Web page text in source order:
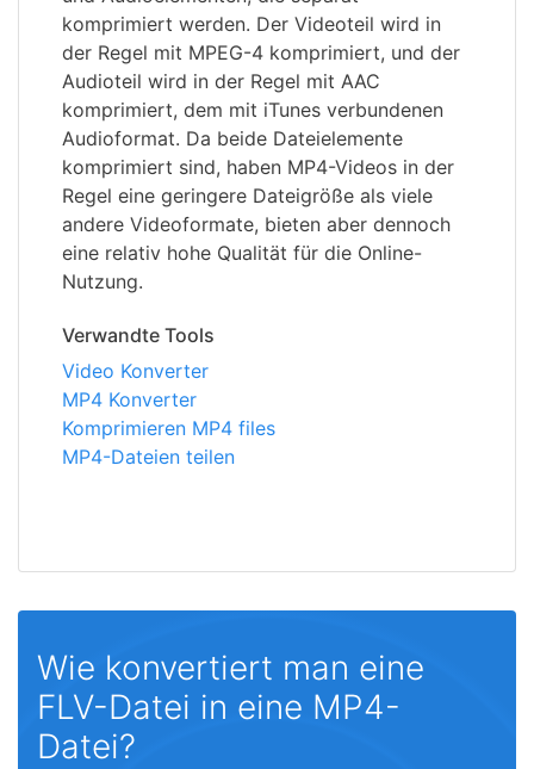
komprimiert werden. Der Videoteil wird in
der Regel mit MPEG-4 komprimiert, und der
Audioteil wird in der Regel mit AAC
komprimiert, dem mit iTunes verbundenen
Audioformat. Da beide Dateielemente
komprimiert sind, haben MP4-Videos in der
Regel eine geringere Dateigröße als viele
andere Videoformate, bieten aber dennoch
eine relativ hohe Qualität für die Online-
Nutzung.
Verwandte Tools
Video Konverter
MP4 Konverter
Komprimieren MP4 files
MP4-Dateien teilen
Wie konvertiert man eine
FLV-Datei in eine MP4-
Datei?